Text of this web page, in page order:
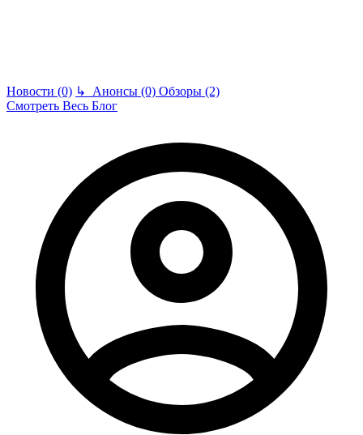
Новости (0) ↳ Анонсы (0) Обзоры (2)
Смотреть Весь Блог